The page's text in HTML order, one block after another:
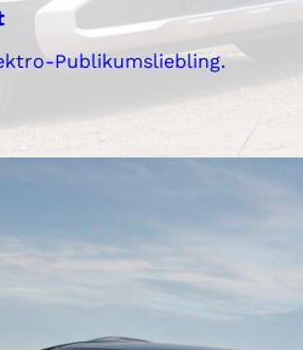
Publikumsliebling.